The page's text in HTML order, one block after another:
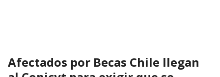
Afectados por Becas Chile llegan